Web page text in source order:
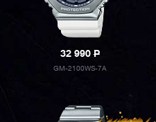
32 990P
GM-2100WS-7A